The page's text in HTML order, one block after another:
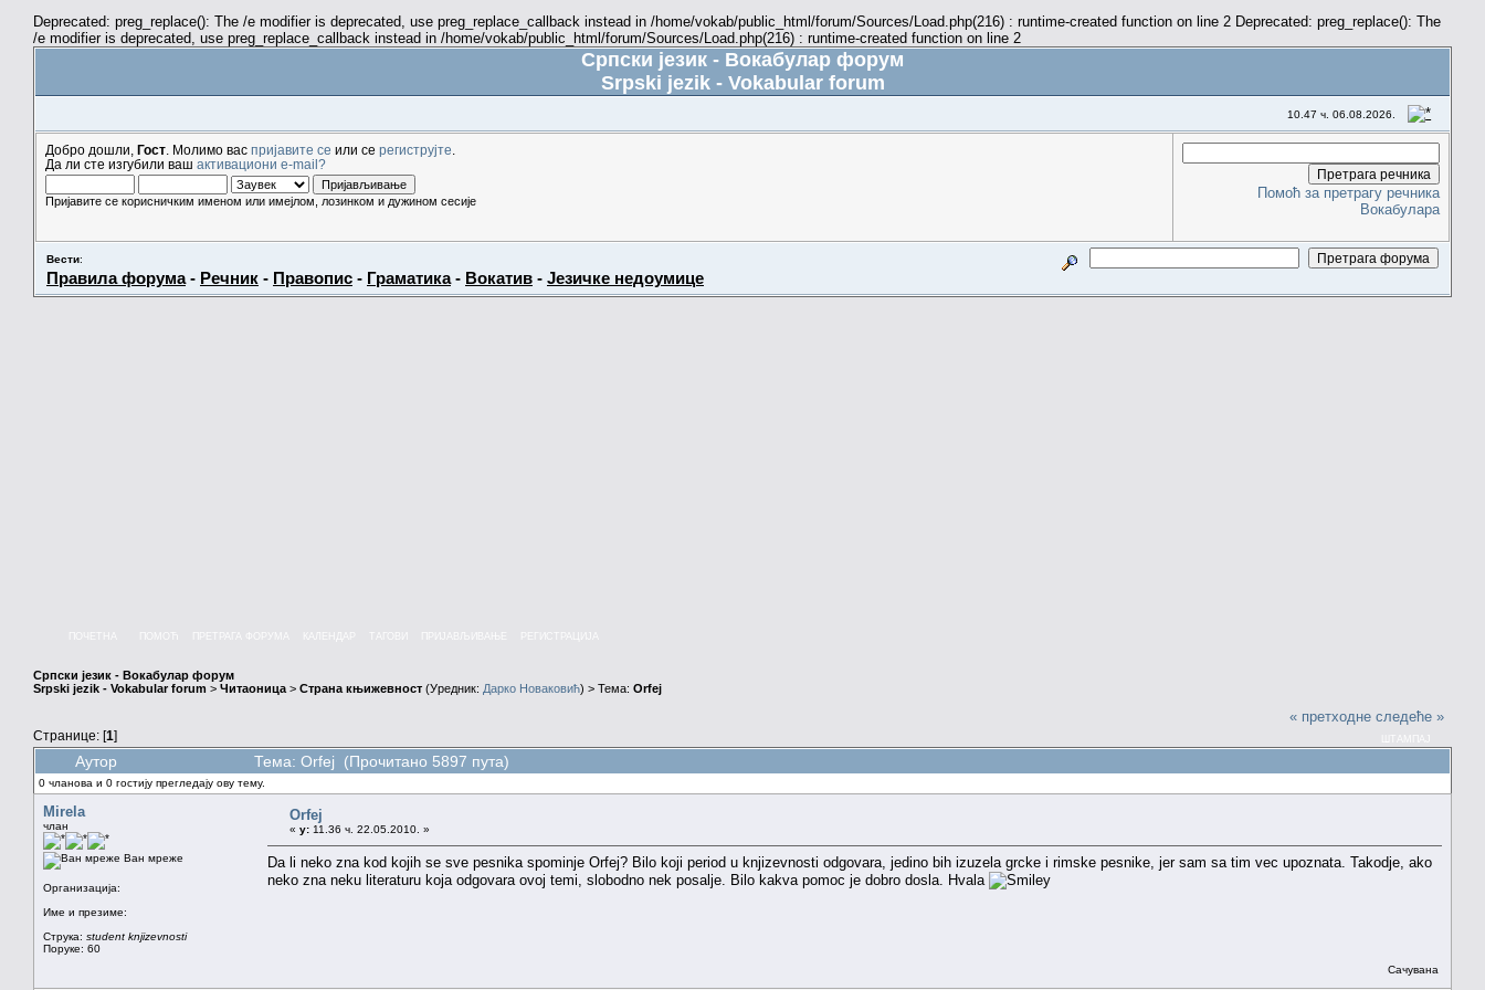
Deprecated: preg_replace(): The /e modifier is deprecated, use preg_replace_callback instead in /home/vokab/public_html/forum/Sources/Load.php(216) : runtime-created function on line 2 Deprecated: preg_replace(): The
/e modifier is deprecated, use preg_replace_callback instead in /home/vokab/public_html/forum/Sources/Load.php(216) : runtime-created function on line 2
Српски језик - Вокабулар форум
Srpski jezik - Vokabular forum
10.47 ч. 06.08.2026.
Добро дошли, Гост . Молимо вас пријавите се или се региструјте
Да ли сте изгубили ваш активациони e-mail?
Пријавите се корисничким именом или имејлом, лозинком и дужином сесије
Помоћ за претрагу речника
Вокабулара
Вести:
Правила форума- Речник - Правопис - Граматика- Вокатив - Језичке недоумице
КАЛЕНДАР
Српски језик - Вокабулар форум
Srpski jezik - Vokabular forum > Читаоница > Страна књижевност (Уредник: Дарко Новаковић) > Тема: Orfej
Странице: [1]
« претходне следеће »
Аутор Тема: Orfej (Прочитано 5897 пута)
0 чланова и 0 гостију прегледају ову тему.
Mirela
члан
Ван мреже
Организација:
Име и презиме:
Струка: student knjizevnosti
Поруке: 60
Orfej
« у: 11.36 ч. 22.05.2010. »
Da li neko zna kod kojih se sve pesnika spominje Orfej? Bilo koji period u knjizevnosti odgovara, jedino bih izuzela grcke i rimske pesnike, jer sam sa tim vec upoznata. Takodje, ako
neko zna neku literaturu koja odgovara ovoj temi, slobodno nek posalje. Bilo kakva pomoc je dobro dosla. Hvala
Сачувана